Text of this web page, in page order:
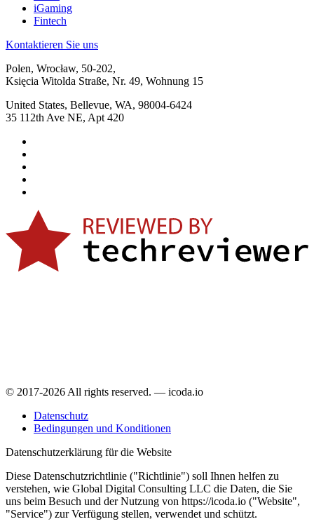
iGaming
Fintech
Kontaktieren Sie uns
Polen, Wrocław, 50-202,
Księcia Witolda Straße, Nr. 49, Wohnung 15
United States, Bellevue, WA, 98004-6424
35 112th Ave NE, Apt 420
© 2017-2026 All rights reserved. — icoda.io
Datenschutz
Bedingungen und Konditionen
Datenschutzerklärung für die Website
Diese Datenschutzrichtlinie ("Richtlinie") soll Ihnen helfen zu
verstehen, wie Global Digital Consulting LLC die Daten, die Sie
uns beim Besuch und der Nutzung von https://icoda.io ("Website",
"Service") zur Verfügung stellen, verwendet und schützt.